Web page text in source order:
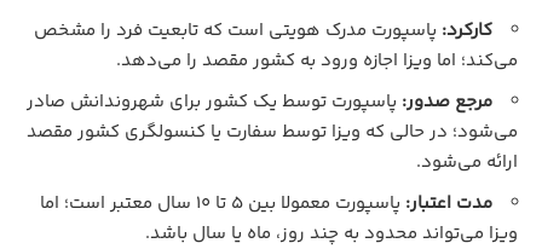
کارکرد: پاسپورت مدرک هویتی است که تابعیت فرد را مشخص
می‌کند؛ اما ویزا اجازه ورود به کشور مقصد را می‌دهد.
مرجع صدور: پاسپورت توسط یک کشور برای شهروندانش صادر
می‌شود؛ در حالی که ویزا توسط سفارت یا کنسولگری کشور مقصد
ارائه می‌شود.
مدت اعتبار:
پاسپورت معمولا بین 5 تا 10 سال معتبر است؛ اما
ویزا می‌تواند محدود به چند روز، ماه یا سال باشد.